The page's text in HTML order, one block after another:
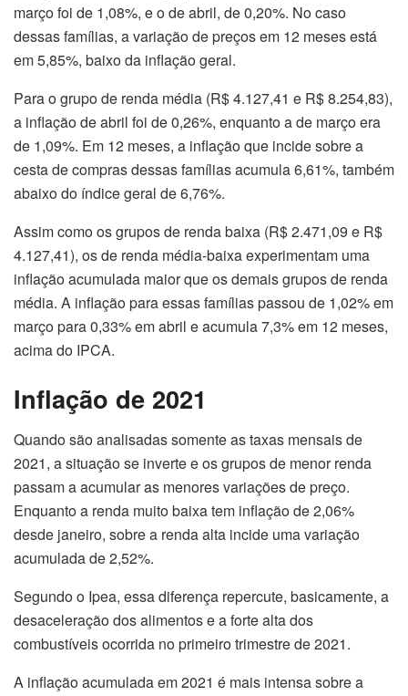
março foi de 1,08%, e o de abril, de 0,20%. No caso
dessas famílias, a variação de preços em 12 meses está
em 5,85%, baixo da inflação geral.
Para o grupo de renda média (R$ 4.127,41 e R$ 8.254,83),
a inflação de abril foi de 0,26%, enquanto a de março era
de 1,09%. Em 12 meses, a inflação que incide sobre a
cesta de compras dessas famílias acumula 6,61%, também
abaixo do índice geral de 6,76%.
Assim como os grupos de renda baixa (R$ 2.471,09 e R$
4.127,41), os de renda média-baixa experimentam uma
inflação acumulada maior que os demais grupos de renda
média. A inflação para essas famílias passou de 1,02% em
março para 0,33% em abril e acumula 7,3% em 12 meses,
acima do IPCA.
Inflação de 2021
Quando são analisadas somente as taxas mensais de
2021, a situação se inverte e os grupos de menor renda
passam a acumular as menores variações de preço.
Enquanto a renda muito baixa tem inflação de 2,06%
desde janeiro, sobre a renda alta incide uma variação
acumulada de 2,52%.
Segundo o Ipea, essa diferença repercute, basicamente, a
desaceleração dos alimentos e a forte alta dos
combustíveis ocorrida no primeiro trimestre de 2021.
A inflação acumulada em 2021 é mais intensa sobre a